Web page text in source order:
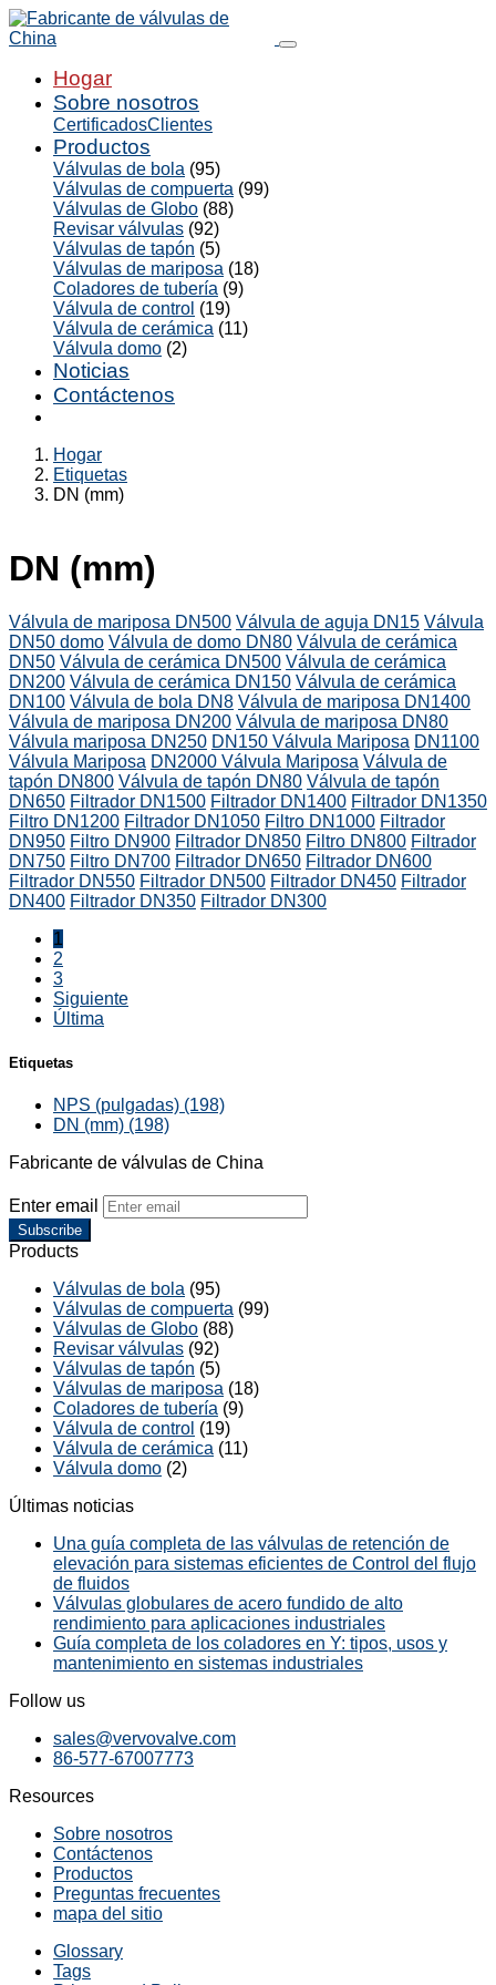
Hogar
Sobre nosotros
CertificadosClientes
Productos
Válvulas de bola (95)
Válvulas de compuerta (99)
Válvulas de Globo (88)
Revisar válvulas (92)
Válvulas de tapón (5)
Válvulas de mariposa (18)
Coladores de tubería (9)
Válvula de control (19)
Válvula de cerámica (11)
Válvula domo (2)
Noticias
Contáctenos
Hogar
Etiquetas
DN (mm)
DN (mm)
Válvula de mariposa DN500 Válvula de aguja DN15 Válvula
DN50 domo Válvula de domo DN80 Válvula de cerámica
DN50 Válvula de cerámica DN500 Válvula de cerámica
DN200 Válvula de cerámica DN150 Válvula de cerámica
DN100 Válvula de bola DN8 Válvula de mariposa DN1400
Válvula de mariposa DN200 Válvula de mariposa DN80
Válvula mariposa DN250 DN150 Válvula Mariposa DN1100
Válvula Mariposa DN2000 Válvula Mariposa Válvula de
tapón DN800 Válvula de tapón DN80 Válvula de tapón
DN650 Filtrador DN1500 Filtrador DN1400 Filtrador DN1350
Filtro DN1200 Filtrador DN1050 Filtro DN1000 Filtrador
DN950 Filtro DN900 Filtrador DN850 Filtro DN800 Filtrador
DN750 Filtro DN700 Filtrador DN650 Filtrador DN600
Filtrador DN550 Filtrador DN500 Filtrador DN450 Filtrador
DN400 Filtrador DN350 Filtrador DN300
1
2
3
Siguiente
Última
Etiquetas
NPS (pulgadas) (198)
DN (mm) (198)
Fabricante de válvulas de China
Enter email
Subscribe
Products
Válvulas de bola (95)
Válvulas de compuerta (99)
Válvulas de Globo (88)
Revisar válvulas (92)
Válvulas de tapón (5)
Válvulas de mariposa (18)
Coladores de tubería (9)
Válvula de control (19)
Válvula de cerámica (11)
Válvula domo (2)
Últimas noticias
Una guía completa de las válvulas de retención de
elevación para sistemas eficientes de Control del flujo
de fluidos
Válvulas globulares de acero fundido de alto
rendimiento para aplicaciones industriales
Guía completa de los coladores en Y: tipos, usos y
mantenimiento en sistemas industriales
Follow us
sales@vervovalve.com
86-577-67007773
Resources
Sobre nosotros
Contáctenos
Productos
Preguntas frecuentes
mapa del sitio
Glossary
Tags